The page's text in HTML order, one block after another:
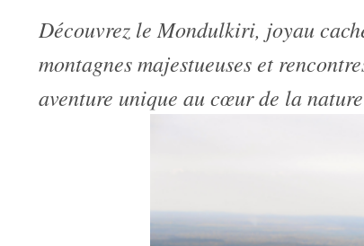
Découvrez le Mondulkiri, joyau
montagnes majestueuses et
aventure unique au cœur de la